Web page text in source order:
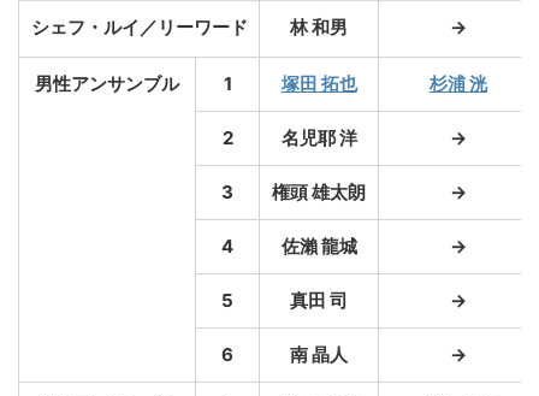
シェフ・ルイ／リーワード 林 和男 →
男性アンサンブル 1 塚田 拓也 杉浦 洸
2 名児耶 洋 →
3 権頭 雄太朗 →
4 佐瀨 龍城 →
5 真田 司 →
6 南 晶人 →